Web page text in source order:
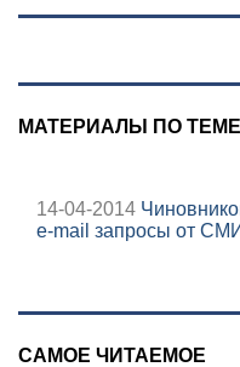
МАТЕРИАЛЫ ПО ТЕМЕ
14-04-2014
e-mail запросы от СМИ
САМОЕ ЧИТАЕМОЕ